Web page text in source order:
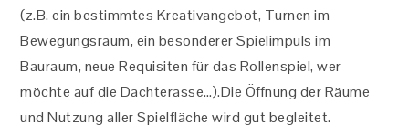
(z.B. ein bestimmtes Kreativangebot, Turnen im
Bewegungsraum, ein besonderer Spielimpuls im
Bauraum, neue Requisiten für das Rollenspiel, wer
möchte auf die Dachterasse…).Die Öffnung der Räume
und Nutzung aller Spielfläche wird gut begleitet.